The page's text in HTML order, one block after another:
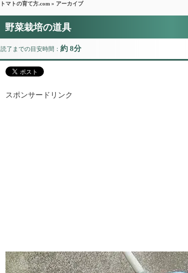
トマトの育て方.com » アーカイブ
野菜栽培の道具
読了までの目安時間： 約 8分
スポンサードリンク